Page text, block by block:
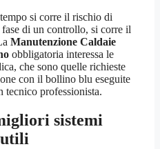
si corre il rischio di
di un controllo, si corre il
Manutenzione Caldaie
obbligatoria interessa le
che sono quelle richieste
con il bollino blu eseguite
tecnico professionista.
sistemi
utili